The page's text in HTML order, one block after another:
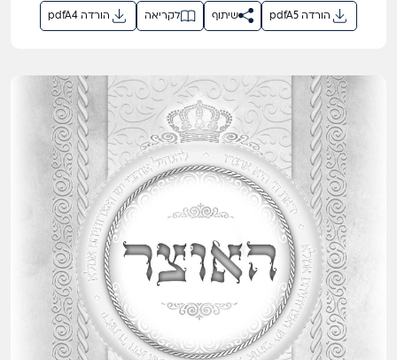
pdfA4 הורדה לקריאה שיתוף pdfA5 הורדה